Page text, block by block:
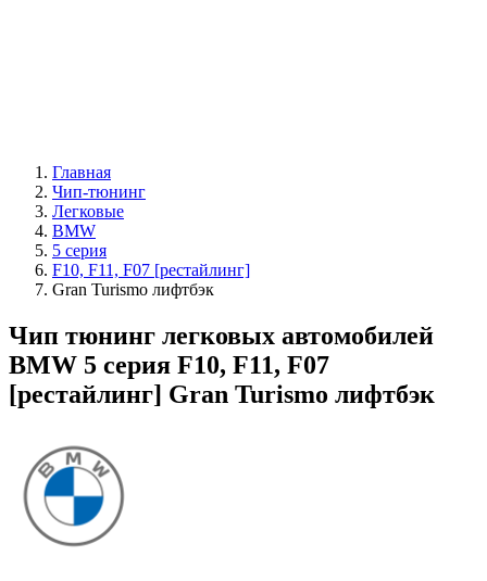
Главная
Чип-тюнинг
Легковые
BMW
5 серия
F10, F11, F07 [рестайлинг]
Gran Turismo лифтбэк
Чип тюнинг легковых автомобилей
BMW 5 серия F10, F11, F07
[рестайлинг] Gran Turismo лифтбэк